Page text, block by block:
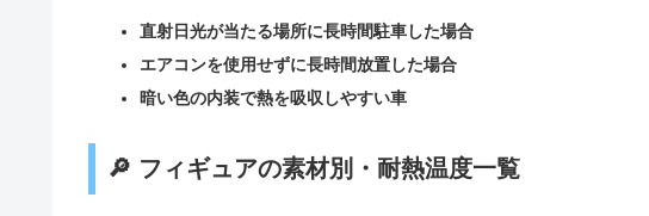
直射日光が当たる場所に長時間駐車した場合
エアコンを使用せずに長時間放置した場合
暗い色の内装で熱を吸収しやすい車
🔎 フィギュアの素材別・耐熱温度一覧